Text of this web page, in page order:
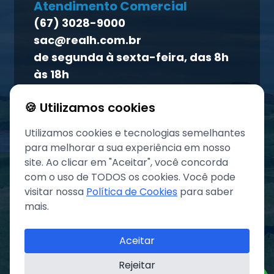
Política de qualidade
Atendimento ao titular
Canal de ética
Homeopet
Atendimento Comercial
(67) 3028-9000
sac@realh.com.br
de segunda à sexta-feira, das 8h
às 18h
Grupo REAL. Todos os direitos reservados.
🍪 Utilizamos cookies
Utilizamos cookies e tecnologias semelhantes
para melhorar a sua experiência em nosso
site. Ao clicar em "Aceitar", você concorda
com o uso de TODOS os cookies. Você pode
visitar nossa Política de Cookies para saber
mais.
Aceitar
Rejeitar